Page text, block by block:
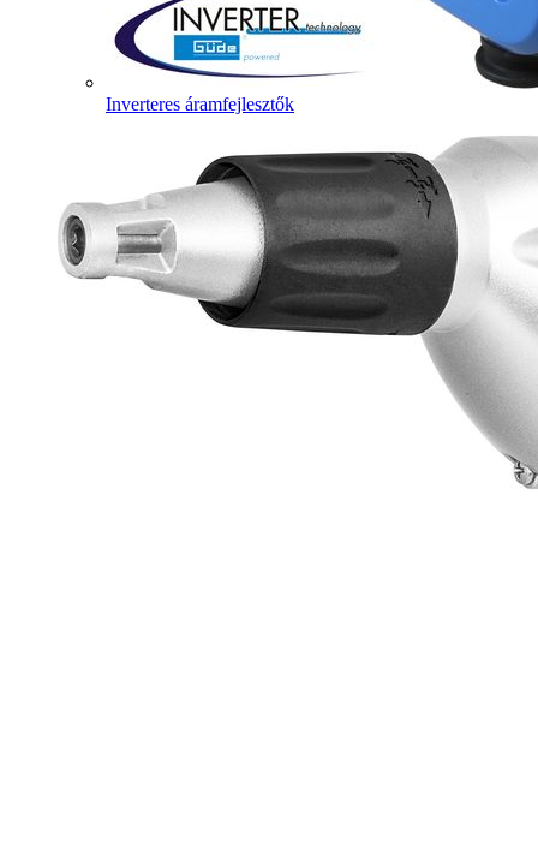
Inverteres áramfejlesztők